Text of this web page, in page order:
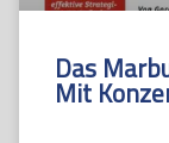
Das
Mit